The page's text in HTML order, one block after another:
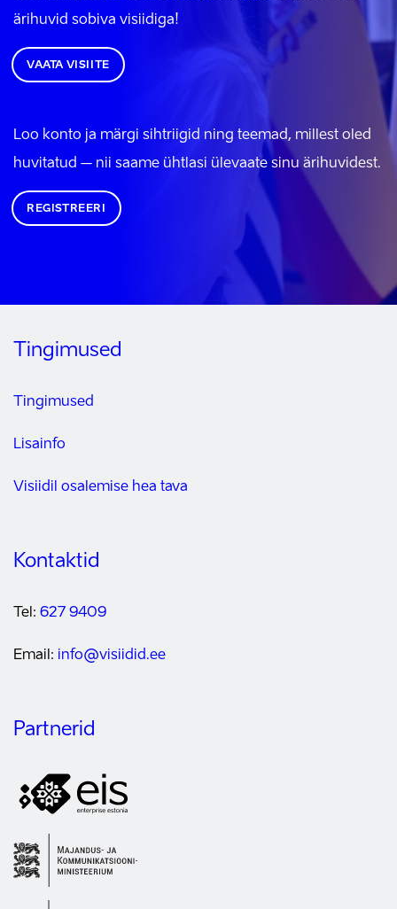
ärihuvid sobiva visiidiga!
VAATA VISIITE
Loo konto ja märgi sihtriigid ning teemad, millest oled
huvitatud – nii saame ühtlasi ülevaate sinu ärihuvidest.
REGISTREERI
Tingimused
Tingimused
Lisainfo
Visiidil osalemise hea tava
Kontaktid
Tel: 627 9409
Email: info@visiidid.ee
Partnerid